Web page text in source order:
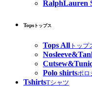
RalphLauren
Tops トップス
Tops All トップ
Polo shirtsポロ
TshirtsTシャツ